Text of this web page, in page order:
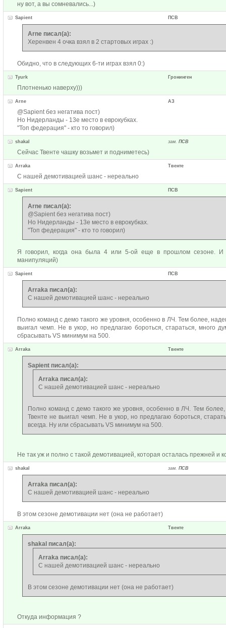
ну вот, а вы сомневались...)
Sapient ПСВ
Arne писал(а):
Херенвен 4 очка взял в 2 стартовых играх :)
Обидно, что в следующих 6-ти играх взял 0:)
Tyurk Гронинген
Плотненько наверху)))
Arne АЗ
@Sapient без негатива пост)
Но Нидерланды - 13е место в еврокубках.
"Топ федерация" - кто то говорил)
shakal зам. ПСВ
Сейчас Твенте чашку возьмет и подниметесь)
Arraka Твенте
С нашей демотивацией шанс - нереально
Sapient ПСВ
Arne писал(а):
@Sapient без негатива пост)
Но Нидерланды - 13е место в еврокубках.
"Топ федерация" - кто то говорил)
Я говорил, когда она была 4 или 5-ой еще в прошлом сезоне. И
манипуляций)
Sapient ПСВ
Arraka писал(а):
С нашей демотивацией шанс - нереально
Полно команд с демо такого же уровня, особенно в ЛЧ. Тем более,
выигал чемп. Не в укор, но предлагаю бороться, стараться, много
сбрасывать VS минимум на 500.
Arraka Твенте
Sapient писал(а):
Arraka писал(а):
С нашей демотивацией шанс - нереально
Полно команд с демо такого же уровня, особенно в ЛЧ. Тем
Твенте не выигал чемп. Не в укор, но предлагаю бороться,
всегда. Ну или сбрасывать VS минимум на 500.
Не так уж и полно с такой демотивацией, которая осталась прежней и
shakal зам. ПСВ
Arraka писал(а):
С нашей демотивацией шанс - нереально
В этом сезоне демотивации нет (она не работает)
Arraka Твенте
shakal писал(а):
Arraka писал(а):
С нашей демотивацией шанс - нереально
В этом сезоне демотивации нет (она не работает)
Откуда информация ?